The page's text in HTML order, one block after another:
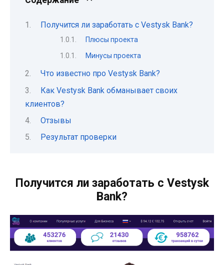
Получится ли заработать с Vestysk Bank?
Плюсы проекта
Минусы проекта
Что известно про Vestysk Bank?
Как Vestysk Bank обманывает своих
клиентов?
Отзывы
Результат проверки
Получится ли заработать с Vestysk
Bank?